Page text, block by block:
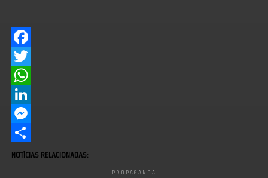
Facebook
Twitter
WhatsApp
LinkedIn
Messenger
Share
NOTÍCIAS RELACIONADAS:
PROPAGANDA